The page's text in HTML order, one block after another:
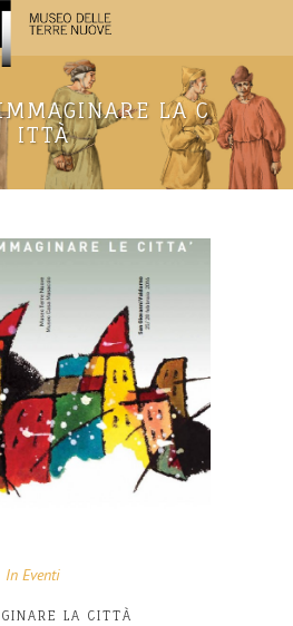
LA C
ITTÀ
In Eventi
LA CITTÀ